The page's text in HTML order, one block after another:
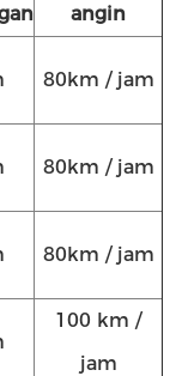
angin
80km / jam
80km / jam
80km / jam
100 km /
jam